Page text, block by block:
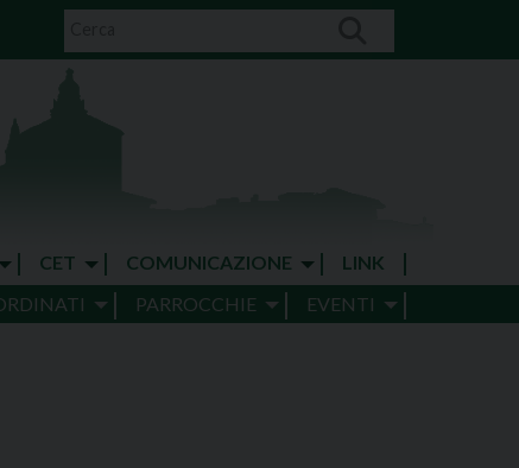
CET COMUNICAZIONE
LINK
PARROCCHIE EVENTI